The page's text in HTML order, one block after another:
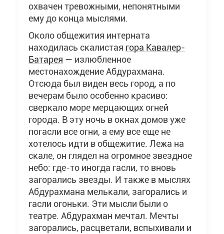
охвачен тревожными, непонятными
ему до конца мыслями.
Около общежития интерната
находилась скалистая гора Кавалер-
Батарея — излюбленное
местонахождение Абдурахмана.
Отсюда был виден весь город, а по
вечерам было особенно красиво:
сверкало море мерцающих огней
города. В эту ночь в окнах домов уже
погасли все огни, а ему все еще не
хотелось идти в общежитие. Лежа на
скале, он глядел на огромное звездное
небо: где-то иногда гасли, то вновь
загорались звезды. И также в мыслях
Абдурахмана мелькали, загорались и
гасли огоньки. Эти мысли были о
театре. Абдурахман мечтал. Мечты
загорались, расцветали, вспыхивали и